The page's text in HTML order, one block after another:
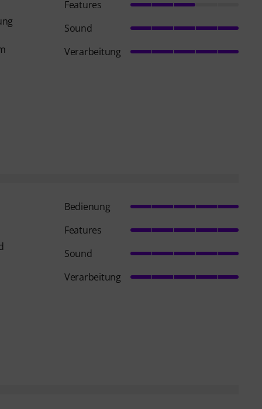
Features
Sound
Verarbeitung
Bedienung
Features
Sound
Verarbeitung